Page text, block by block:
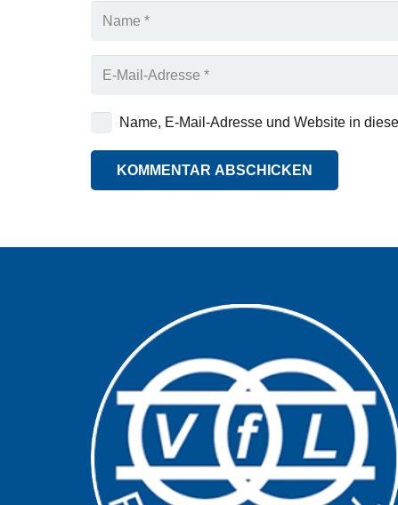
Name, E-Mail-Adresse und Website in
KOMMENTAR ABSCHICKEN